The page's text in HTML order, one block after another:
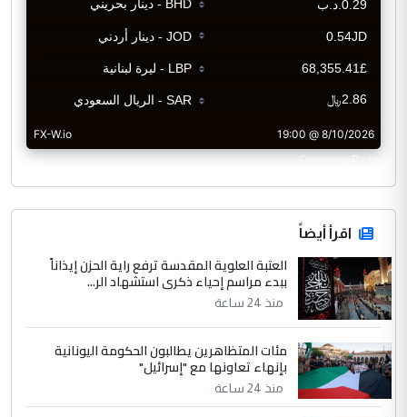
CurrencyRate
اقرأ أيضاً
العتبة العلوية المقدسة ترفع راية الحزن إيذاناً
ببدء مراسم إحياء ذكرى استشهاد الر...
منذ 24 ساعة
مئات المتظاهرين يطالبون الحكومة اليونانية
بإنهاء تعاونها مع "إسرائيل"
منذ 24 ساعة